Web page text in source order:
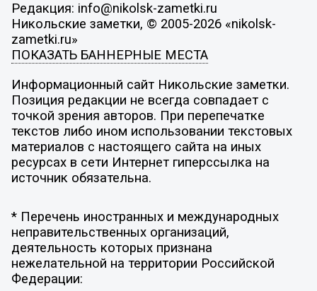
Редакция: info@nikolsk-zametki.ru
Никольские заметки, © 2005-2026 «nikolsk-
zametki.ru»
ПОКАЗАТЬ БАННЕРНЫЕ МЕСТА
Информационный сайт Никольские заметки.
Позиция редакции не всегда совпадает с
точкой зрения авторов. При перепечатке
текстов либо ином использовании текстовых
материалов с настоящего сайта на иных
ресурсах в сети Интернет гиперссылка на
источник обязательна.
* Перечень иностранных и международных
неправительственных организаций,
деятельность которых признана
нежелательной на территории Российской
Федерации: